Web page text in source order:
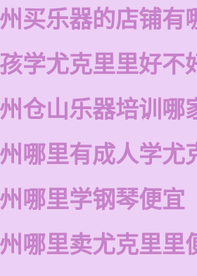
买乐器的店铺有
学尤克里里好不
仓山乐器培训哪
哪里有成人学尤
哪里学钢琴便宜
哪里卖尤克里里